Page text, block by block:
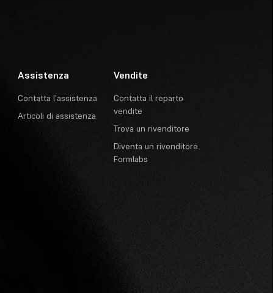
Assistenza
Contatta l'assistenza
Articoli di assistenza
Vendite
Contatta il reparto
vendite
Trova un rivenditore
Diventa un rivenditore
Formlabs